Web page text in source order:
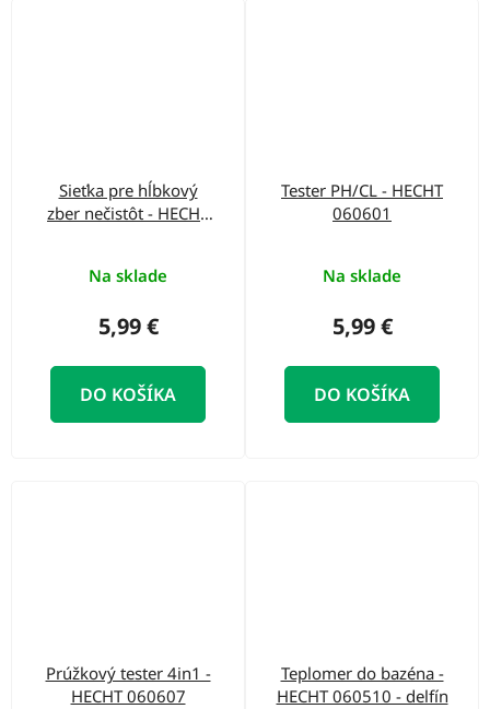
Sieťka pre hĺbkový
zber nečistôt - HECHT
Na sklade
5,99 €
DO KOŠÍKA
Tester PH/CL - HECHT
060601
Na sklade
5,99 €
DO KOŠÍKA
Prúžkový tester 4in1 -
HECHT 060607
Teplomer do bazéna -
HECHT 060510 - delfín